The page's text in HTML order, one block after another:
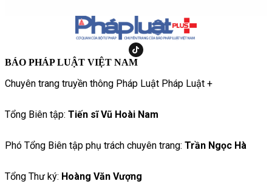
BÁO PHÁP LUẬT VIỆT NAM
Chuyên trang truyền thông Pháp Luật Pháp Luật +
Tổng Biên tập: Tiến sĩ Vũ Hoài Nam
Phó Tổng Biên tập phụ trách chuyên trang: Trần Ngọc Hà
Tổng Thư ký: Hoàng Văn Vượng